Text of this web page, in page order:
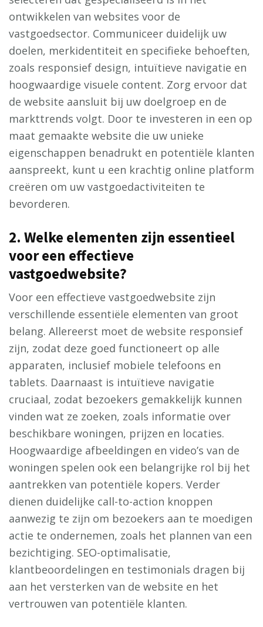
ontwikkelen van websites voor de
vastgoedsector. Communiceer duidelijk uw
doelen, merkidentiteit en specifieke behoeften,
zoals responsief design, intuïtieve navigatie en
hoogwaardige visuele content. Zorg ervoor dat
de website aansluit bij uw doelgroep en de
markttrends volgt. Door te investeren in een op
maat gemaakte website die uw unieke
eigenschappen benadrukt en potentiële klanten
aanspreekt, kunt u een krachtig online platform
creëren om uw vastgoedactiviteiten te
bevorderen.
2. Welke elementen zijn essentieel
voor een effectieve
vastgoedwebsite?
Voor een effectieve vastgoedwebsite zijn
verschillende essentiële elementen van groot
belang. Allereerst moet de website responsief
zijn, zodat deze goed functioneert op alle
apparaten, inclusief mobiele telefoons en
tablets. Daarnaast is intuïtieve navigatie
cruciaal, zodat bezoekers gemakkelijk kunnen
vinden wat ze zoeken, zoals informatie over
beschikbare woningen, prijzen en locaties.
Hoogwaardige afbeeldingen en video’s van de
woningen spelen ook een belangrijke rol bij het
aantrekken van potentiële kopers. Verder
dienen duidelijke call-to-action knoppen
aanwezig te zijn om bezoekers aan te moedigen
actie te ondernemen, zoals het plannen van een
bezichtiging. SEO-optimalisatie,
klantbeoordelingen en testimonials dragen bij
aan het versterken van de website en het
vertrouwen van potentiële klanten.